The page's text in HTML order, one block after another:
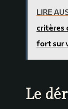
LIRE
critères
fort sur
Le